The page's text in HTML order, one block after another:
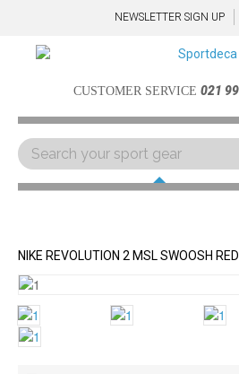
NEWSLETTER SIGN UP
CUSTOMER SERVICE 021
Menu
NIKE REVOLUTION 2 MSL SWOOSH